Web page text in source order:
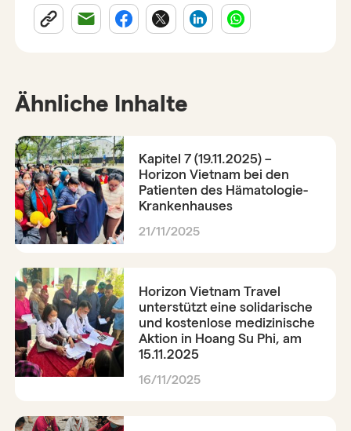
Ähnliche Inhalte
Kapitel 7 (19.11.2025) –
Horizon Vietnam bei den
Patienten des Hämatologie-
Krankenhauses
21/11/2025
Horizon Vietnam Travel
unterstützt eine solidarische
und kostenlose medizinische
Aktion in Hoang Su Phi, am
15.11.2025
16/11/2025